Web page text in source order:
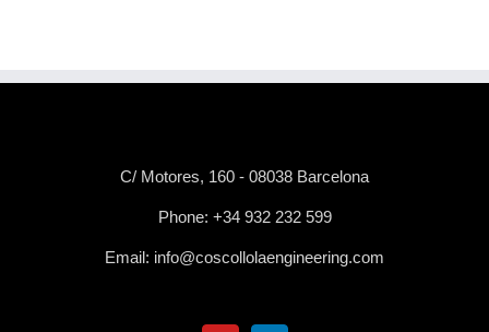
C/ Motores, 160 - 08038 Barcelona
Phone: +34 932 232 599
Email: info@coscollolaengineering.com